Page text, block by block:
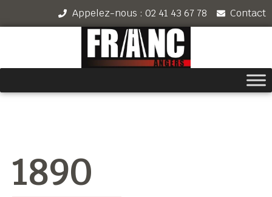
Appelez-nous : 02 41 43 67 78 Contact
1890